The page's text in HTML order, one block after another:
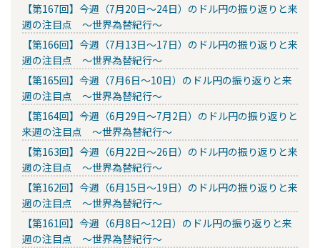
【第167回】今週（7月20日～24日）のドル円の振り返りと来
週の注目点 ～世界為替紀行～
【第166回】今週（7月13日～17日）のドル円の振り返りと来
週の注目点 ～世界為替紀行～
【第165回】今週（7月6日～10日）のドル円の振り返りと来
週の注目点 ～世界為替紀行～
【第164回】今週（6月29日～7月2日）のドル円の振り返りと
来週の注目点 ～世界為替紀行～
【第163回】今週（6月22日～26日）のドル円の振り返りと来
週の注目点 ～世界為替紀行～
【第162回】今週（6月15日～19日）のドル円の振り返りと来
週の注目点 ～世界為替紀行～
【第161回】今週（6月8日～12日）のドル円の振り返りと来
週の注目点 ～世界為替紀行～